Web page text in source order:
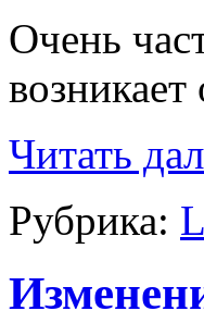
Очень
Читать
Рубрика: